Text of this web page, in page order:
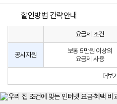
할인방법 간략안내
원
사
인
법
요금제 조건
공시지원
보통 5만원 이상의
요금제 사용
더보기